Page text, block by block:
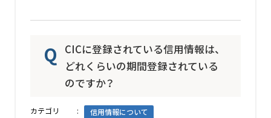
CICに登録されている信用情報は、
どれくらいの期間登録されている
のですか？
カテゴリ 信用情報について